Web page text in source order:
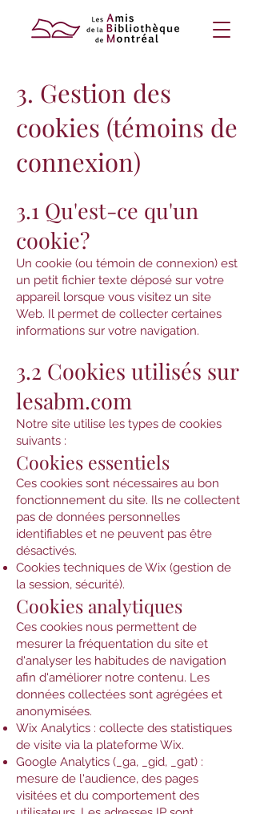
3. Gestion des
cookies (témoins de
connexion)
3.1 Qu'est-ce qu'un
cookie?
Un cookie (ou témoin de connexion) est
un petit fichier texte déposé sur votre
appareil lorsque vous visitez un site
Web. Il permet de collecter certaines
informations sur votre navigation.
3.2 Cookies utilisés sur
lesabm.com
Notre site utilise les types de cookies
suivants :
Cookies essentiels
Ces cookies sont nécessaires au bon
fonctionnement du site. Ils ne collectent
pas de données personnelles
identifiables et ne peuvent pas être
désactivés.
Cookies techniques de Wix (gestion de
la session, sécurité).
Cookies analytiques
Ces cookies nous permettent de
mesurer la fréquentation du site et
d'analyser les habitudes de navigation
afin d'améliorer notre contenu. Les
données collectées sont agrégées et
anonymisées.
Wix Analytics : collecte des statistiques
de visite via la plateforme Wix.
Google Analytics (_ga, _gid, _gat) :
mesure de l'audience, des pages
visitées et du comportement des